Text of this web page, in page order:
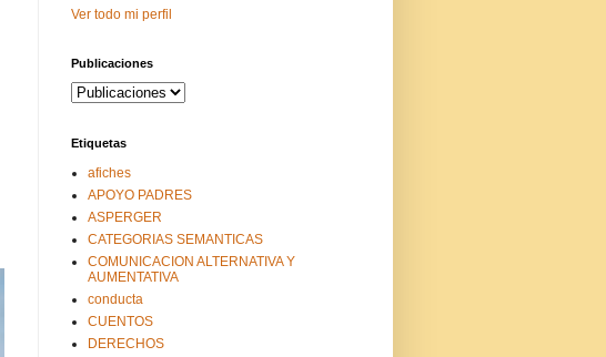
Ver todo mi perfil
Publicaciones
Etiquetas
afiches
APOYO PADRES
ASPERGER
CATEGORIAS SEMANTICAS
COMUNICACION ALTERNATIVA Y
AUMENTATIVA
conducta
CUENTOS
DERECHOS